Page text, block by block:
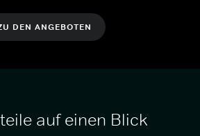
DEN ANGEBOTEN
auf einen Blick